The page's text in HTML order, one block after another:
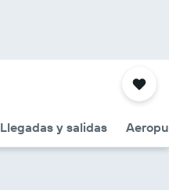
Llegadas y salidas